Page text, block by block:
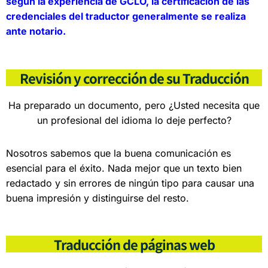
credenciales del traductor generalmente se realiza
ante notario.
Revisión y corrección de su Traducción
Ha preparado un documento, pero ¿Usted necesita que
un profesional del idioma lo deje perfecto?
Nosotros sabemos que la buena comunicación es
esencial para el éxito. Nada mejor que un texto bien
redactado y sin errores de ningún tipo para causar una
buena impresión y distinguirse del resto.
Traducción de páginas web